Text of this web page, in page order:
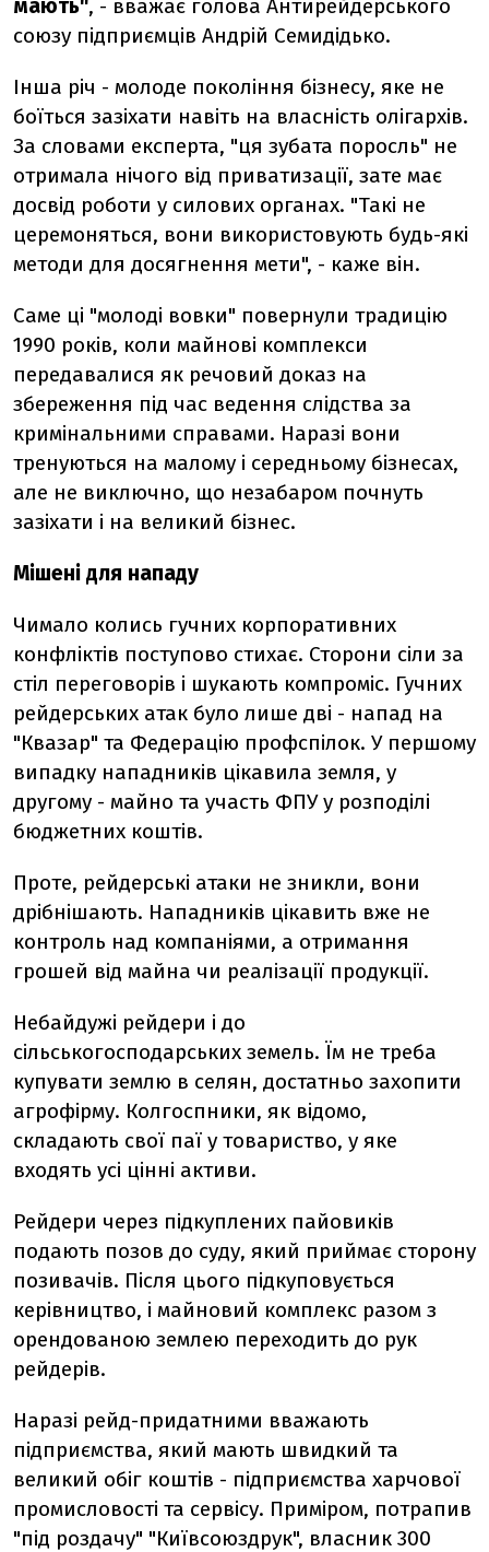
мають", - вважає голова Антирейдерського
союзу підприємців Андрій Семидідько.
Інша річ - молоде покоління бізнесу, яке не
боїться зазіхати навіть на власність олігархів.
За словами експерта, "ця зубата поросль" не
отримала нічого від приватизації, зате має
досвід роботи у силових органах. "Такі не
церемоняться, вони використовують будь-які
методи для досягнення мети", - каже він.
Саме ці "молоді вовки" повернули традицію
1990 років, коли майнові комплекси
передавалися як речовий доказ на
збереження під час ведення слідства за
кримінальними справами. Наразі вони
тренуються на малому і середньому бізнесах,
але не виключно, що незабаром почнуть
зазіхати і на великий бізнес.
Мішені для нападу
Чимало колись гучних корпоративних
конфліктів поступово стихає. Сторони сіли за
стіл переговорів і шукають компроміс. Гучних
рейдерських атак було лише дві - напад на
"Квазар" та Федерацію профспілок. У першому
випадку нападників цікавила земля, у
другому - майно та участь ФПУ у розподілі
бюджетних коштів.
Проте, рейдерські атаки не зникли, вони
дрібнішають. Нападників цікавить вже не
контроль над компаніями, а отримання
грошей від майна чи реалізації продукції.
Небайдужі рейдери і до
сільськогосподарських земель. Їм не треба
купувати землю в селян, достатньо захопити
агрофірму. Колгоспники, як відомо,
складають свої паї у товариство, у яке
входять усі цінні активи.
Рейдери через підкуплених пайовиків
подають позов до суду, який приймає сторону
позивачів. Після цього підкуповується
керівництво, і майновий комплекс разом з
орендованою землею переходить до рук
рейдерів.
Наразі рейд-придатними вважають
підприємства, який мають швидкий та
великий обіг коштів - підприємства харчової
промисловості та сервісу. Приміром, потрапив
"під роздачу" "Київсоюздрук", власник 300